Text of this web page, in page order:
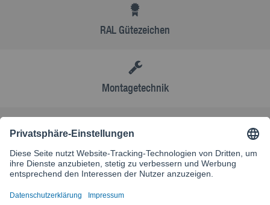
RAL Gütezeichen
Montagetechnik
Kontakt